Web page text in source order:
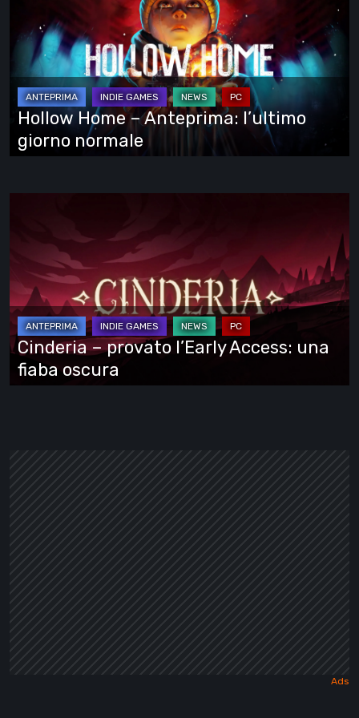
Anteprima:
l’ultimo
giorno
normale
Hollow Home – Anteprima: l’ultimo
giorno normale
provato
l’Early
Access:
una
fiaba
oscura
Cinderia – provato l’Early Access: una
fiaba oscura